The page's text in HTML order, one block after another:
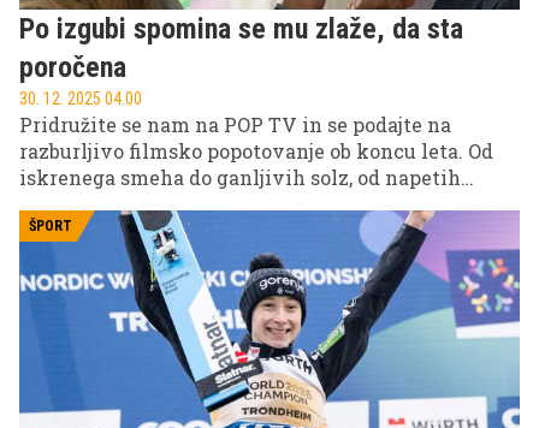
Po izgubi spomina se mu zlaže, da sta
poročena
30. 12. 2025 04.00
Pridružite se nam na POP TV in se podajte na
razburljivo filmsko popotovanje ob koncu leta. Od
iskrenega smeha do ganljivih solz, od napetih
skrbno izbran filmski program je popolna družba za
dolge zimske večere.
ŠPORT